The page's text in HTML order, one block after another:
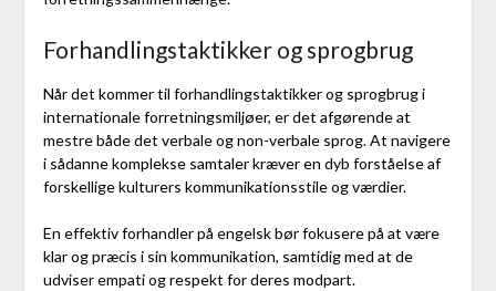
Forhandlingstaktikker og sprogbrug
Når det kommer til forhandlingstaktikker og sprogbrug i
internationale forretningsmiljøer, er det afgørende at
mestre både det verbale og non-verbale sprog. At navigere
i sådanne komplekse samtaler kræver en dyb forståelse af
forskellige kulturers kommunikationsstile og værdier.
En effektiv forhandler på engelsk bør fokusere på at være
klar og præcis i sin kommunikation, samtidig med at de
udviser empati og respekt for deres modpart.